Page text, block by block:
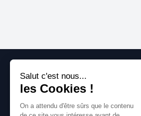
Le spécialiste français